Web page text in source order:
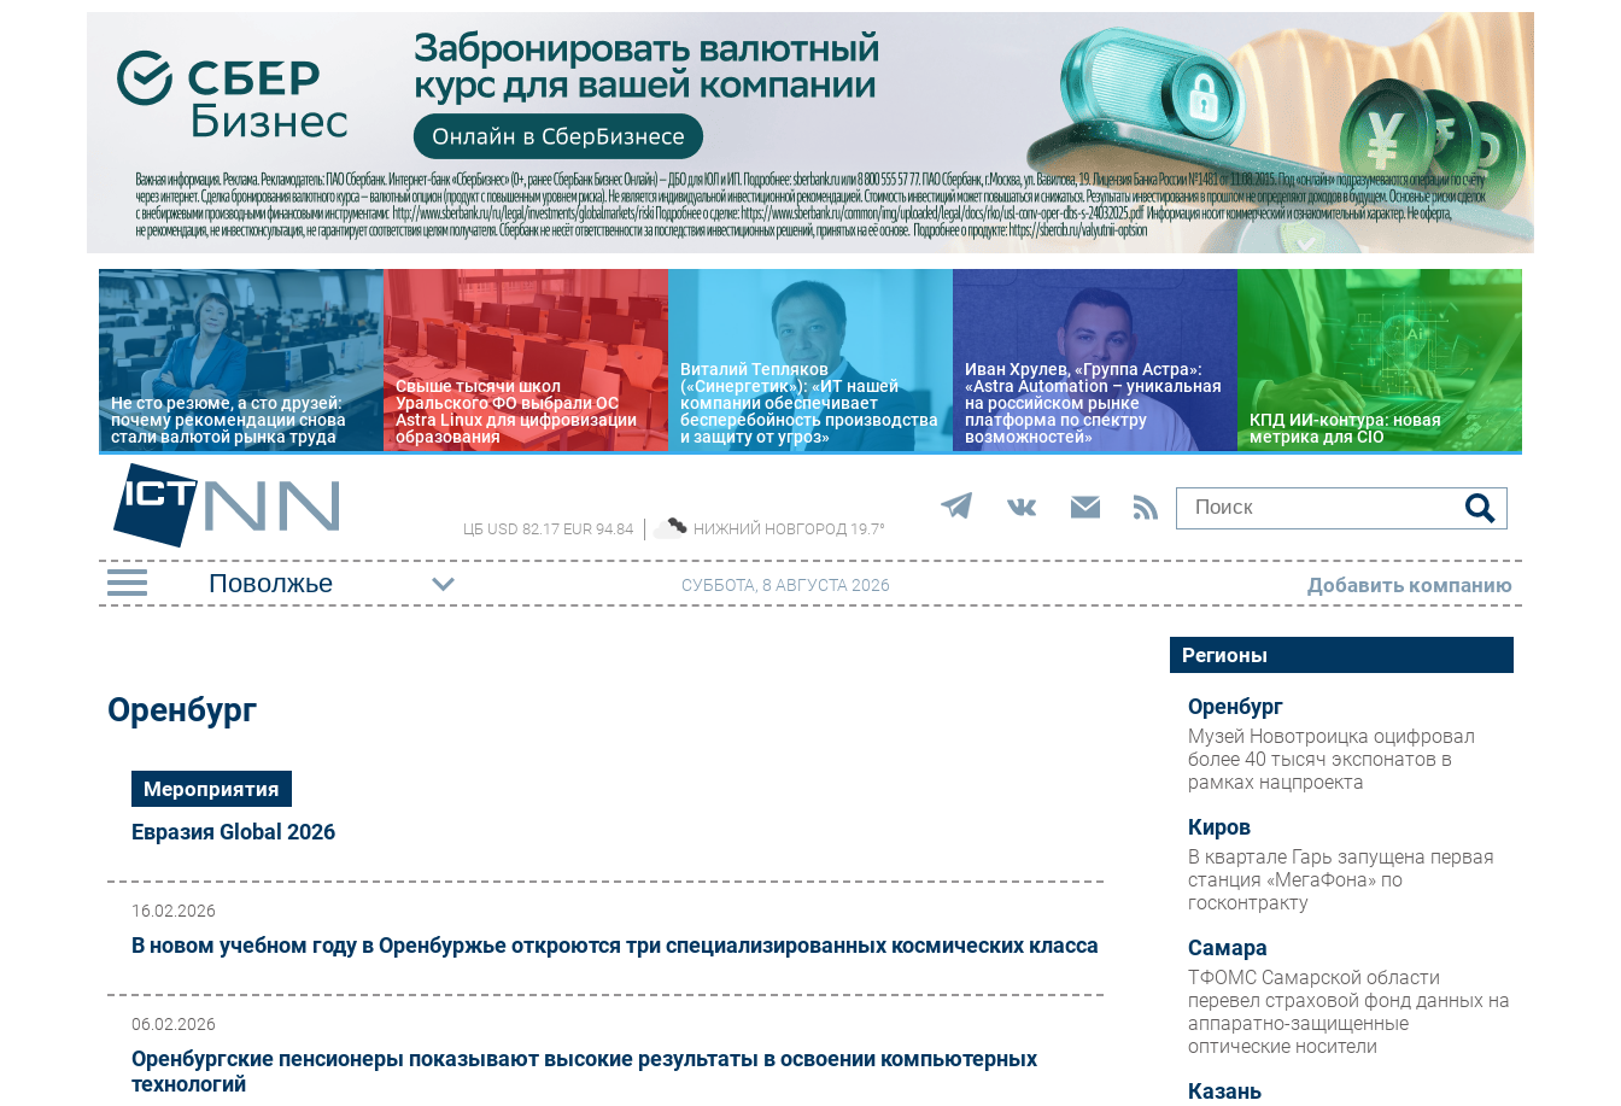
Не сто резюме, а сто друзей:
почему рекомендации снова
стали валютой рынка труда
Свыше тысячи школ
Уральского ФО выбрали ОС
Astra Linux для цифровизации
образования
Виталий Тепляков
(«Синергетик»): «ИТ нашей
компании обеспечивает
бесперебойность производства
и защиту от угроз»
Иван Хрулев, «Группа Астра»:
«Astra Automation – уникальная
на российском рынке
платформа по спектру
возможностей»
КПД ИИ-контура: новая
метрика для CIO
ЦБ USD 82.17 EUR 94.84 НИЖНИЙ НОВГОРОД 19.7°
Импорто­замещение
Промышленности
Интернет
Мобильная связь
Интеграция
Регулирование
Здоровье
РАЗДЕЛЫ
Новости
Аналитика
Интервью
Мероприятия
Проекты
IT класс
Тестовый стенд
Каталог компаний
СУББОТА, 8 АВГУСТА 2026 Добавить компанию
Оренбург
Мероприятия
Евразия Global 2026
16.02.2026
В новом учебном году в Оренбуржье откроются три специализированных космических класса
06.02.2026
Оренбургские пенсионеры показывают высокие результаты в освоении компьютерных
технологий
Регионы
Оренбург
Музей Новотроицка оцифровал
более 40 тысяч экспонатов в
рамках нацпроекта
Киров
В квартале Гарь запущена первая
станция «МегаФона» по
госконтракту
Самара
ТФОМС Самарской области
перевел страховой фонд данных на
аппаратно-защищенные
оптические носители
Казань